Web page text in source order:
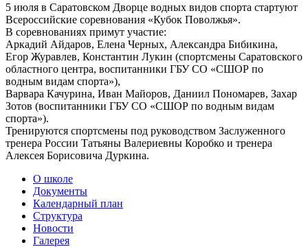
5 июля в Саратовском Дворце водных видов спорта стартуют
Всероссийские соревнования «Кубок Поволжья».
В соревнованиях примут участие:
Аркадий Айдаров, Елена Черных, Александра Бибикина,
Егор Журавлев, Константин Лукин (спортсмены Саратовского
областного центра, воспитанники ГБУ СО «СШОР по
водным видам спорта»),
Варвара Качурина, Иван Майоров, Даниил Пономарев, Захар
Зотов (воспитанники ГБУ СО «СШОР по водным видам
спорта»).
Тренируются спортсмены под руководством Заслуженного
тренера России Татьяны Валериевны Коробко и тренера
Алексея Борисовича Дуркина.
О школе
Документы
Календарный план
Структура
Новости
Галерея